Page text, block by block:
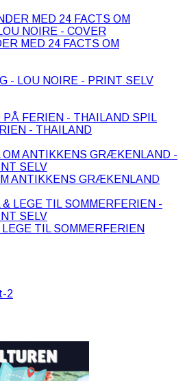
MED 24 FACTS OM
SPIL
- THAILAND
ANTIKKENS GRÆKENLAND
TIL SOMMERFERIEN